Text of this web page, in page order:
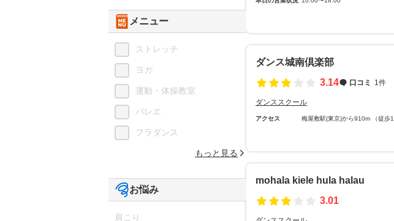
ダンス城南倶楽部
3.14
口コミ 1件
ダンススクール
アクセス 梅屋敷駅(東京)から910m （徒歩
mohala kiele hula halau
3.01
メニュー
ストレッチ
ヨガ
運動・体操教室
バレエ
フラダンス
もっと見る
お悩み
肩こり